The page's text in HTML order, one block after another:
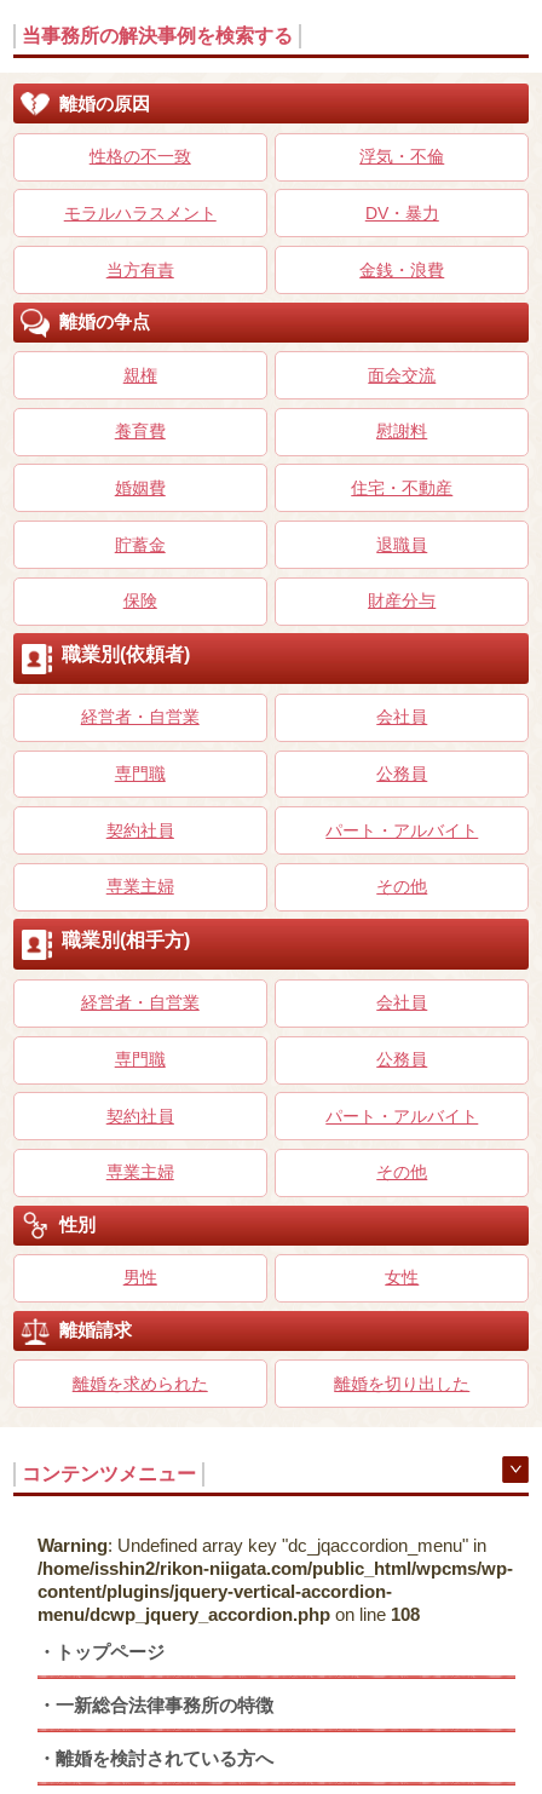
当事務所の解決事例を検索する
離婚の原因
性格の不一致 浮気・不倫
モラルハラスメント DV・暴力
当方有責 金銭・浪費
離婚の争点
親権 面会交流
養育費 慰謝料
婚姻費 住宅・不動産
貯蓄金 退職員
保険 財産分与
職業別(依頼者)
経営者・自営業 会社員
専門職 公務員
契約社員 パート・アルバイト
専業主婦 その他
職業別(相手方)
経営者・自営業 会社員
専門職 公務員
契約社員 パート・アルバイト
専業主婦 その他
性別
男性 女性
離婚請求
離婚を求められた 離婚を切り出した
コンテンツメニュー
Warning: Undefined array key "dc_jqaccordion_menu" in
/home/isshin2/rikon-niigata.com/public_html/wpcms/wp-
content/plugins/jquery-vertical-accordion-
menu/dcwp_jquery_accordion.php on line 108
トップページ
一新総合法律事務所の特徴
離婚を検討されている方へ